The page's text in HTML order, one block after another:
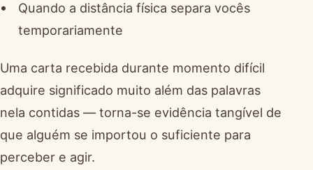
Quando a distância física separa vocês
temporariamente
Uma carta recebida durante momento difícil
adquire significado muito além das palavras
nela contidas — torna-se evidência tangível de
que alguém se importou o suficiente para
perceber e agir.